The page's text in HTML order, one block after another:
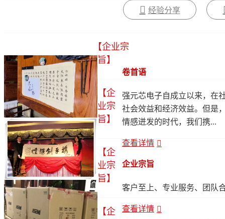
经验分享
卷首语
强元芯电子自成立以来，在
社会效益和经济效益。但是
情感迸发的时代，我们携...
查看详情
企业宗旨
客户至上、专业服务、团队
查看详情
【企业宗
旨】
【企
业宗
旨】
【企
业宗
旨】
【企